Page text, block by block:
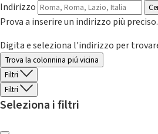
Indirizzo
Prova a inserire un indirizzo più preciso.
Digita e seleziona l'indirizzo per
Trova la colonnina piú vicina
Filtri
Filtri
Seleziona i filtri